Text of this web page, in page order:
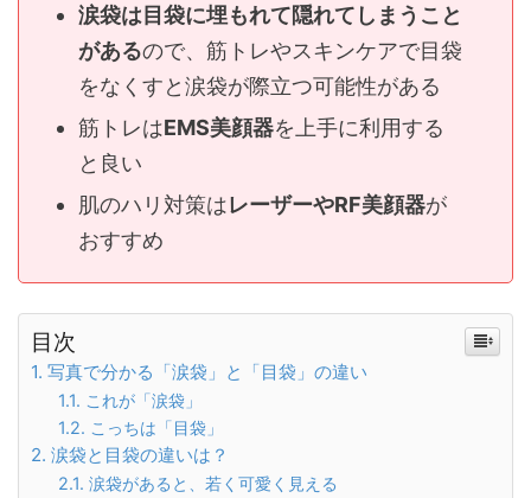
涙袋は目袋に埋もれて隠れてしまうこと
があるので、筋トレやスキンケアで目袋
をなくすと涙袋が際立つ可能性がある
筋トレはEMS美顔器を上手に利用する
と良い
肌のハリ対策はレーザーやRF美顔器が
おすすめ
目次
写真で分かる「涙袋」と「目袋」の違い
これが「涙袋」
こっちは「目袋」
涙袋と目袋の違いは？
涙袋があると、若く可愛く見える